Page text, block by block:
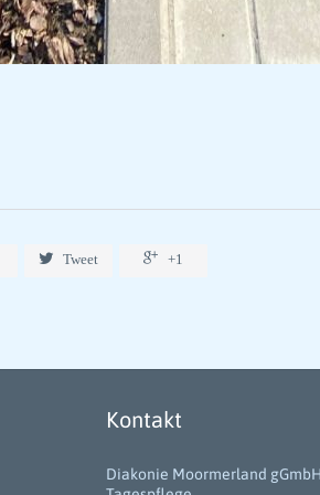
 Tweet  +1
Kontakt
Diakonie Moormerland